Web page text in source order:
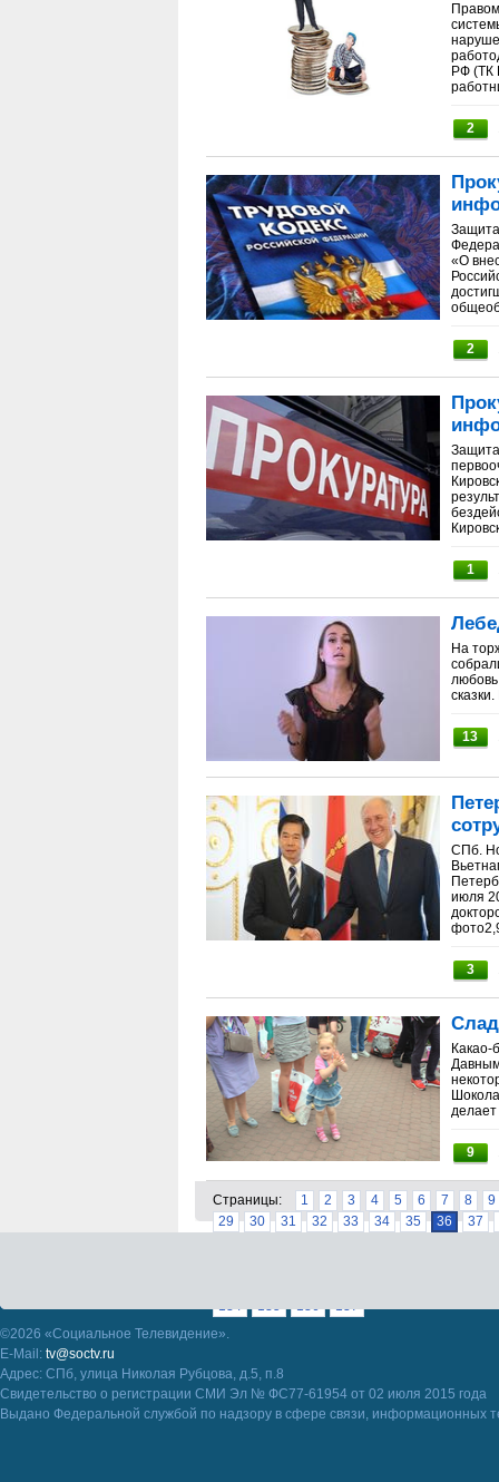
РФ (ТК
2
«О
2
1
На
любовь
13
СПб.
июля
3
Какао-
9
Страницы: 1 2 3 4 5 6 7 8
9
29
30 31 32 33 34 35 36
37
134
135 136
137
©2026 «Социальное Телевидение».
E-Mail: tv@soctv.ru
Адрес: СПб, улица Николая Рубцова, д.5, п.8
Свидетельство о регистрации СМИ Эл № ФС77-61954 от 02 июля 2015 года
Выдано Федеральной службой по надзору в сфере связи, информационных